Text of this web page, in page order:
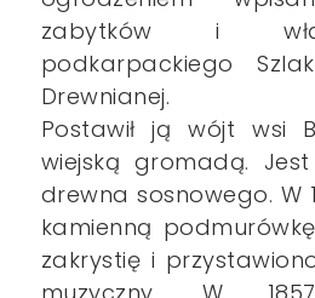
zabytków i
podkarpackiego
Drewnianej.
Postawił ją wójt wsi
wiejską gromadą.
drewna sosnowego. W
kamienną
zakrystię i